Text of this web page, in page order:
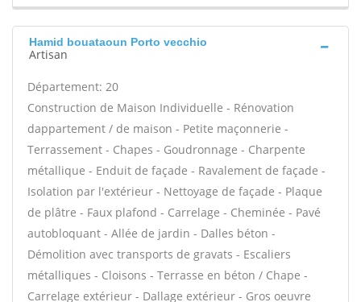
Hamid bouataoun Porto vecchio
Artisan
Département: 20
Construction de Maison Individuelle - Rénovation
dappartement / de maison - Petite maçonnerie -
Terrassement - Chapes - Goudronnage - Charpente
métallique - Enduit de façade - Ravalement de façade -
Isolation par l'extérieur - Nettoyage de façade - Plaque
de plâtre - Faux plafond - Carrelage - Cheminée - Pavé
autobloquant - Allée de jardin - Dalles béton -
Démolition avec transports de gravats - Escaliers
métalliques - Cloisons - Terrasse en béton / Chape -
Carrelage extérieur - Dallage extérieur - Gros oeuvre